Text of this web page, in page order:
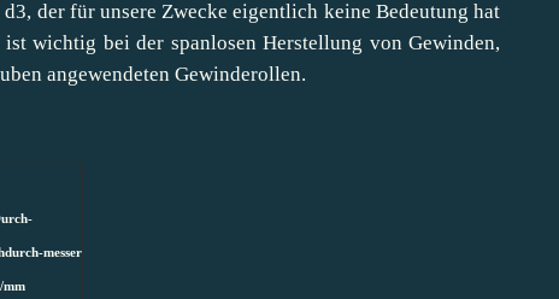
der für unsere Zwecke eigentlich keine Bedeutung hat
wichtig bei der spanlosen Herstellung von Gewinden,
angewendeten Gewinderollen.
messer
/mm